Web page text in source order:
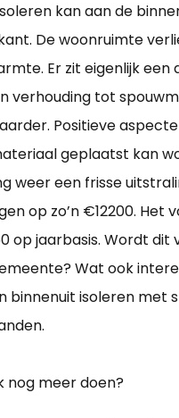
kan aan de
De woonruimte
Er zit eigenlijk een
verhouding tot
Positieve
geplaatst kan
weer een frisse
op zo’n €12200. Het
op jaarbasis. Wordt dit
Wat ook
binnenuit isoleren met
nog meer doen?